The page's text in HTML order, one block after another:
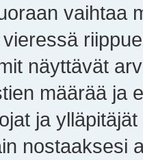
vaihtaa
näyttävät
määrää ja
ja
nostaaksesi